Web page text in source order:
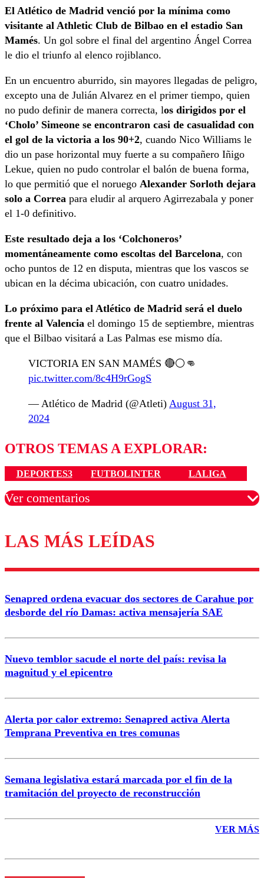
El Atlético de Madrid venció por la mínima como
visitante al Athletic Club de Bilbao en el estadio San
Mamés. Un gol sobre el final del argentino Ángel Correa
le dio el triunfo al elenco rojiblanco.
En un encuentro aburrido, sin mayores llegadas de peligro,
excepto una de Julián Alvarez en el primer tiempo, quien
no pudo definir de manera correcta, los dirigidos por el
‘Cholo’ Simeone se encontraron casi de casualidad con
el gol de la victoria a los 90+2, cuando Nico Williams le
dio un pase horizontal muy fuerte a su compañero Iñigo
Lekue, quien no pudo controlar el balón de buena forma,
lo que permitió que el noruego Alexander Sorloth dejara
solo a Correa para eludir al arquero Agirrezabala y poner
el 1-0 definitivo.
Este resultado deja a los ‘Colchoneros’
momentáneamente como escoltas del Barcelona, con
ocho puntos de 12 en disputa, mientras que los vascos se
ubican en la décima ubicación, con cuatro unidades.
Lo próximo para el Atlético de Madrid será el duelo
frente al Valencia el domingo 15 de septiembre, mientras
que el Bilbao visitará a Las Palmas ese mismo día.
VICTORIA EN SAN MAMÉS 🔴⚪👊
pic.twitter.com/8c4H9rGogS
— Atlético de Madrid (@Atleti) August 31,
2024
OTROS TEMAS A EXPLORAR:
DEPORTES3 FUTBOLINTER LALIGA
Ver comentarios
Los comentarios son moderados para garantizar un
diálogo respetuoso.
Nombre
Correo
LAS MÁS LEÍDAS
Senapred ordena evacuar dos sectores de Carahue por
desborde del río Damas: activa mensajería SAE
Nuevo temblor sacude el norte del país: revisa la
magnitud y el epicentro
Alerta por calor extremo: Senapred activa Alerta
Temprana Preventiva en tres comunas
Semana legislativa estará marcada por el fin de la
tramitación del proyecto de reconstrucción
VER MÁS